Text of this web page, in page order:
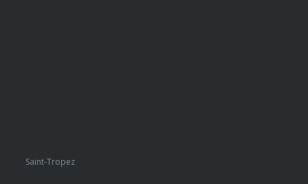
Saint-Tropez